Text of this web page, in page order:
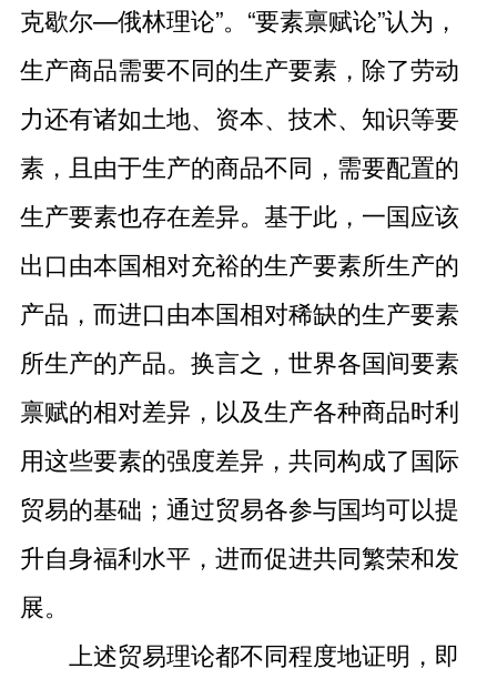
克歇尔—俄林理论”。“要素禀赋论”认为，
生产商品需要不同的生产要素，除了劳动
力还有诸如土地、资本、技术、知识等要
素，且由于生产的商品不同，需要配置的
生产要素也存在差异。基于此，一国应该
出口由本国相对充裕的生产要素所生产的
产品，而进口由本国相对稀缺的生产要素
所生产的产品。换言之，世界各国间要素
禀赋的相对差异，以及生产各种商品时利
用这些要素的强度差异，共同构成了国际
贸易的基础；通过贸易各参与国均可以提
升自身福利水平，进而促进共同繁荣和发
展。
上述贸易理论都不同程度地证明，即